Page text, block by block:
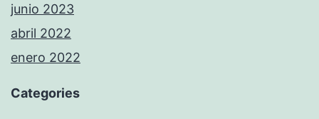
junio 2023
abril 2022
enero 2022
Categories